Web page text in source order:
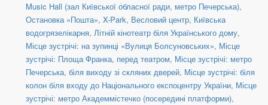
Music Hall (зал Київської обласної ради, метро Печерська),
Остановка «Пошта», X-Park, Весловий центр, Київська
водогрязелікарня, Літній кінотеатр біля Українського дому,
Місце зустрічі: на зупинці «Вулиця Болсуновських», Місце
зустрічі: Площа Франка, перед театром, Місце зустрічі: метро
Печерська, біля виходу зі скляних дверей, Місце зустрічі: біля
колон біля входу до Національного експоцентру України, Місце
зустрічі: метро Академмістечко (посередині платформи),